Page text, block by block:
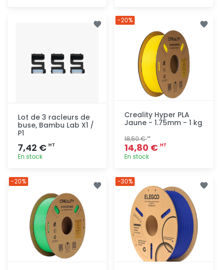
Lot de 3 racleurs de
buse, Bambu Lab X1 /
P1
7,42 € HT
En stock
Creality Hyper PLA
Jaune - 1.75mm - 1 kg
18,50 €HT
14,80 € HT
En stock
rapide
-20%
-20% -30%